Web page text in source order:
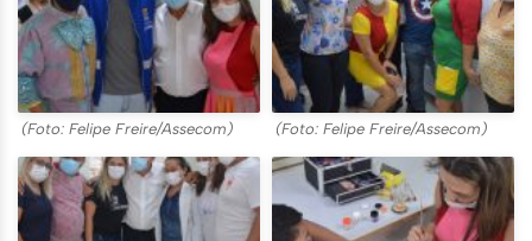
(Foto: Felipe Freire/Assecom) (Foto: Felipe Freire/Assecom)